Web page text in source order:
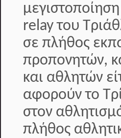
relay του
σε πλήθος
προπονητών,
και αθλητών
αφορούν το
στον
πλήθος